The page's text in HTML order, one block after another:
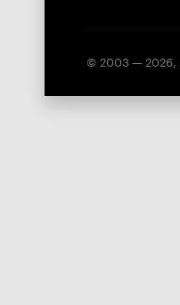
© 2003 — 2026,